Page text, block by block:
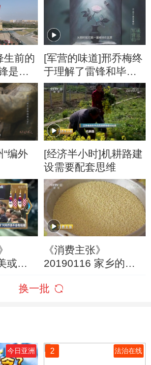
生前的
是一
[军营的味道]邢乔梅终
于理解了雷锋和毕万
昌的关系
编外
[经济半小时]机耕路建
设需要配套思维
或建
《消费主张》
20190116 家乡的年
换一批
今日亚洲 2 法治在线